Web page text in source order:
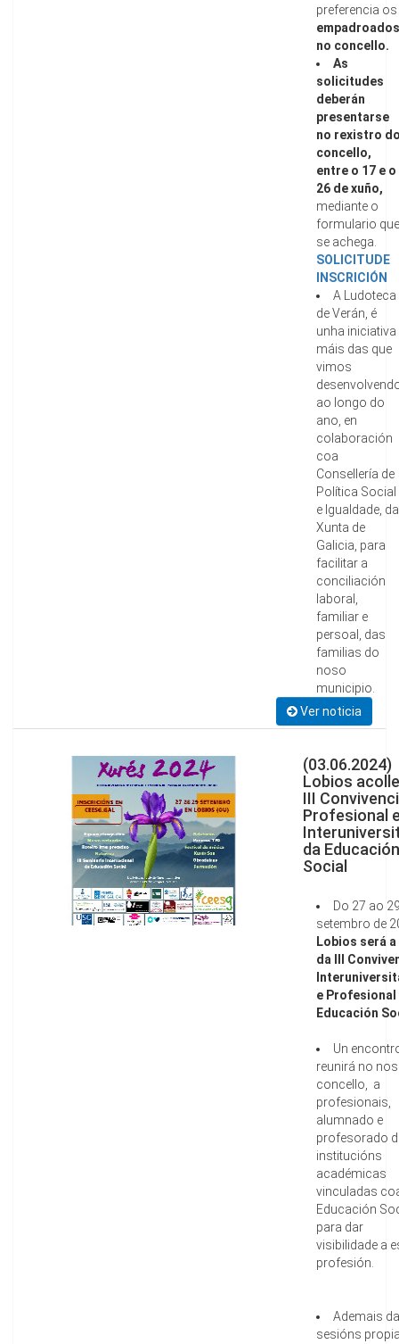
preferencia os
empadroados
no concello.
As
solicitudes
deberán
presentarse
no rexistro
concello,
entre o 17 e o
26 de xuño,
mediante o
formulario que
se achega.
SOLICITUDE
INSCRICIÓN
A Ludoteca
de Verán, é
unha iniciativa
máis das que
vimos
ao longo do
ano, en
colaboración
coa
Consellería de
Política Social
e Igualdade, da
Xunta de
Galicia, para
facilitar a
conciliación
laboral,
familiar e
persoal, das
familias do
noso
municipio.
Ver noticia
(03.06.2024)
Lobios
III
Profesional
da Educación
Social
Do 27 ao
setembro de
Lobios será
da III
e Profesional
Educación
Un
reunirá no
concello, a
profesionais,
alumnado e
profesorado
institucións
académicas
vinculadas
Educación
para dar
visibilidade a
profesión.
Ademais
sesións